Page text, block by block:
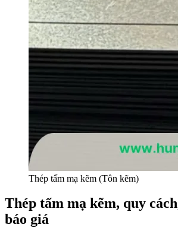
Thép tấm mạ kẽm (Tôn kẽm)
Thép tấm mạ kẽm, quy
báo giá